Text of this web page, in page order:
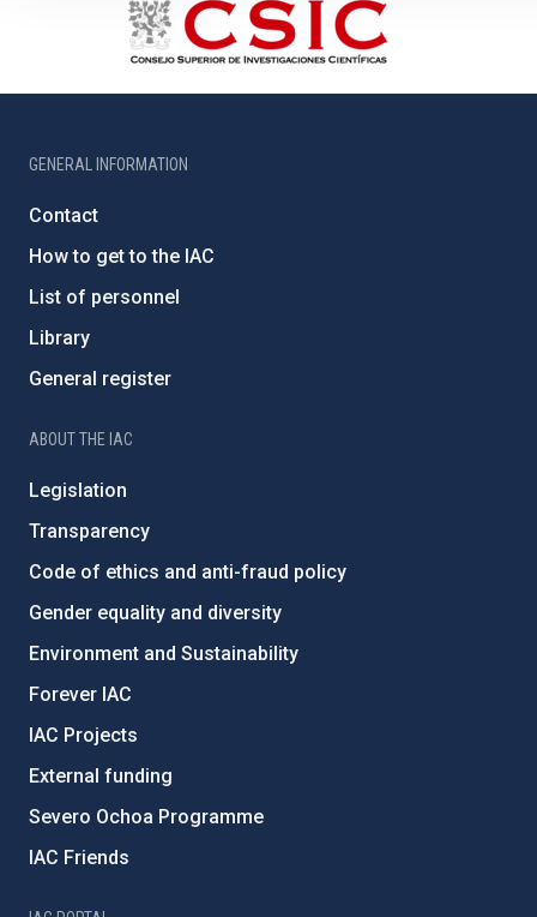
GENERAL INFORMATION
Contact
How to get to the IAC
List of personnel
Library
General register
ABOUT THE IAC
Legislation
Transparency
Code of ethics and anti-fraud policy
Gender equality and diversity
Environment and Sustainability
Forever IAC
IAC Projects
External funding
Severo Ochoa Programme
IAC Friends